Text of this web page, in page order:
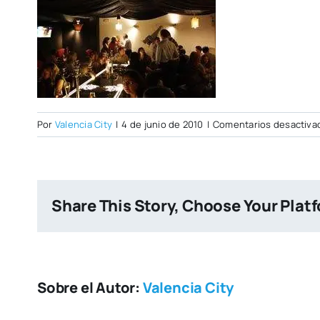
Por Valencia City | 4 de junio de 2010 | Comentarios
Share This Story, Choose Your
Sobre el Autor: Valencia City